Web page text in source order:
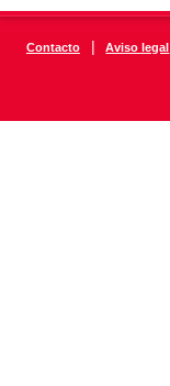
Contacto | Aviso legal